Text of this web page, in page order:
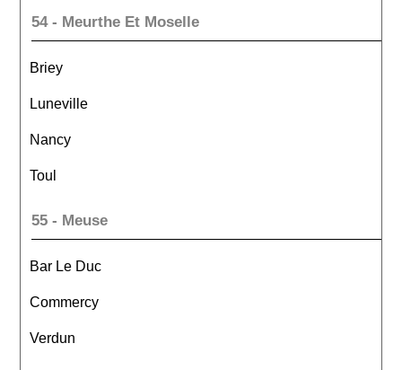
54 - Meurthe Et Moselle
Briey
Luneville
Nancy
Toul
55 - Meuse
Bar Le Duc
Commercy
Verdun